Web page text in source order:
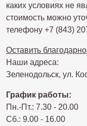
каких условиях не
стоимость можно
телефону +7 (843)
Оставить
Наши адреса:
Зеленодольск, ул.
График работы:
Пн.-Пт.: 7.30 - 20.00
Сб.: 9.00 - 16.00